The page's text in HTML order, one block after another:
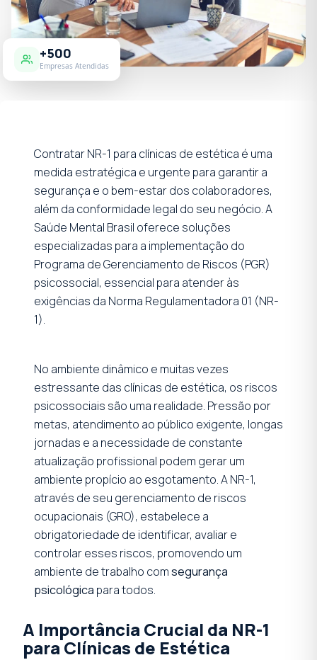
+500
Empresas Atendidas
Contratar NR-1 para clínicas de estética é uma
medida estratégica e urgente para garantir a
segurança e o bem-estar dos colaboradores,
além da conformidade legal do seu negócio. A
Saúde Mental Brasil oferece soluções
especializadas para a implementação do
Programa de Gerenciamento de Riscos (PGR)
psicossocial, essencial para atender às
exigências da Norma Regulamentadora 01 (NR-
1).
No ambiente dinâmico e muitas vezes
estressante das clínicas de estética, os riscos
psicossociais são uma realidade. Pressão por
metas, atendimento ao público exigente, longas
jornadas e a necessidade de constante
atualização profissional podem gerar um
ambiente propício ao esgotamento. A NR-1,
através de seu gerenciamento de riscos
ocupacionais (GRO), estabelece a
obrigatoriedade de identificar, avaliar e
controlar esses riscos, promovendo um
ambiente de trabalho comsegurança
psicológica para todos.
A Importância Crucial da NR-1
para Clínicas de Estética